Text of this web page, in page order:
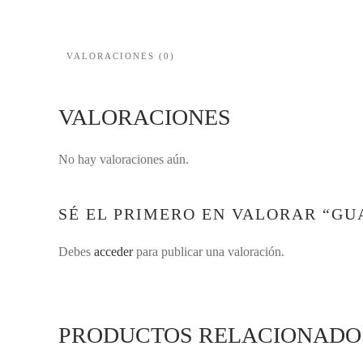
VALORACIONES (0)
VALORACIONES
No hay valoraciones aún.
SÉ EL PRIMERO EN VALORAR
Debes accederpara publicar una valoración.
PRODUCTOS